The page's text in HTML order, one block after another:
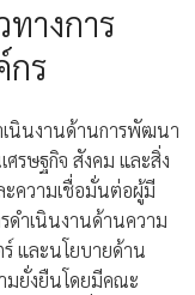
างการ
กร
นินงานด้านการพัฒนา
รษฐกิจ สังคม และสิ่ง
ความเชื่อมั่นต่อผู้มี
ำเนินงานด้านความ
และนโยบายด้าน
มยั่งยืนโดยมีคณะ